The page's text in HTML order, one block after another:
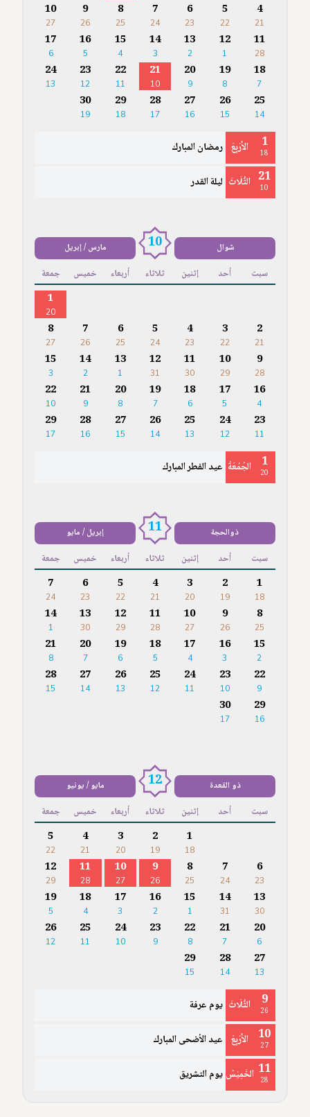
4
21
5
22
6
23
7
24
8
25
9
26
10
27
11
28
12
1
13
2
14
3
15
4
16
5
17
6
18
7
19
8
20
9
21
10
22
11
23
12
24
13
25
14
26
15
27
16
28
17
29
18
30
19
1
18 الأَرْبِعَ رمضان المبارك
21
10 الثُّلَاثَ ليلة القدر
شوال 10 مارس / إبريل
سبت أحد إثنين ثلاثاء أربعاء خميس جمعة
1
20
2
21
3
22
4
23
5
24
6
25
7
26
8
27
9
28
10
29
11
30
12
31
13
1
14
2
15
3
16
4
17
5
18
6
19
7
20
8
21
9
22
10
23
11
24
12
25
13
26
14
27
15
28
16
29
17
1
20 الجُمُعَةُ عيد الفطر المبارك
ذوالحجة 11 إبريل / مايو
سبت أحد إثنين ثلاثاء أربعاء خميس جمعة
1
18
2
19
3
20
4
21
5
22
6
23
7
24
8
25
9
26
10
27
11
28
12
29
13
30
14
1
15
2
16
3
17
4
18
5
19
6
20
7
21
8
22
9
23
10
24
11
25
12
26
13
27
14
28
15
29
16
30
17
ذو القعدة 12 مايو / يونيو
سبت أحد إثنين ثلاثاء أربعاء خميس جمعة
1
18
2
19
3
20
4
21
5
22
6
23
7
24
8
25
9
26
10
27
11
28
12
29
13
30
14
31
15
1
16
2
17
3
18
4
19
5
20
6
21
7
22
8
23
9
24
10
25
11
26
12
27
13
28
14
29
15
9
26 الثُّلَاثَ يوم عرفة
10
27 الأَرْبِعَ عيد الأضحى المبارك
11
28 الخَمِيْسُ يوم التشريق